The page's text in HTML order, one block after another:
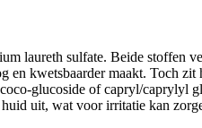
laureth sulfate. Beide stoffen
kwetsbaarder maakt. Toch zit
glucoside of capryl/caprylyl
uit, wat voor irritatie kan